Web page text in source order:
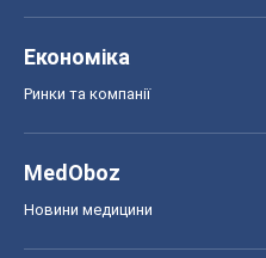
Економіка
Ринки та компанії
MedOboz
Новини медицини